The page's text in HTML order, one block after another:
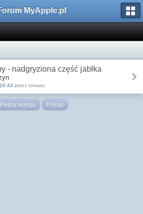
MyApple.pl
- nadgryziona część jabłka
przez tomasz
Pełna wersja Polski